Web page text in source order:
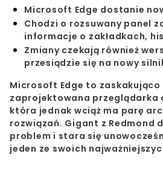
Microsoft Edge dostanie
Chodzi o rozsuwany panel
informacje o zakładkach,
Zmiany czekają również
przesiądzie się na nowy
Microsoft Edge to zaskakująco
zaprojektowana przeglądarka
która jednak wciąż ma parę
rozwiązań. Gigant z Redmond
problem i stara się
jeden ze swoich